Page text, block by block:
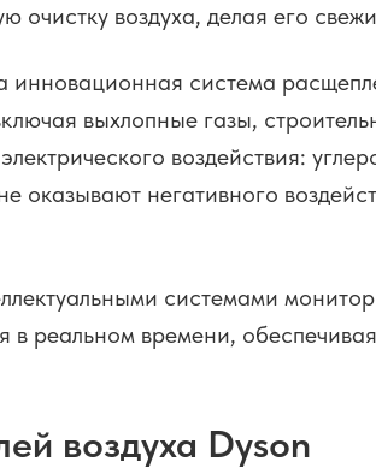
очистку воздуха, делая его
инновационная система
выхлопные газы,
воздействия:
негативного
системами
в реальном времени,
воздуха Dyson